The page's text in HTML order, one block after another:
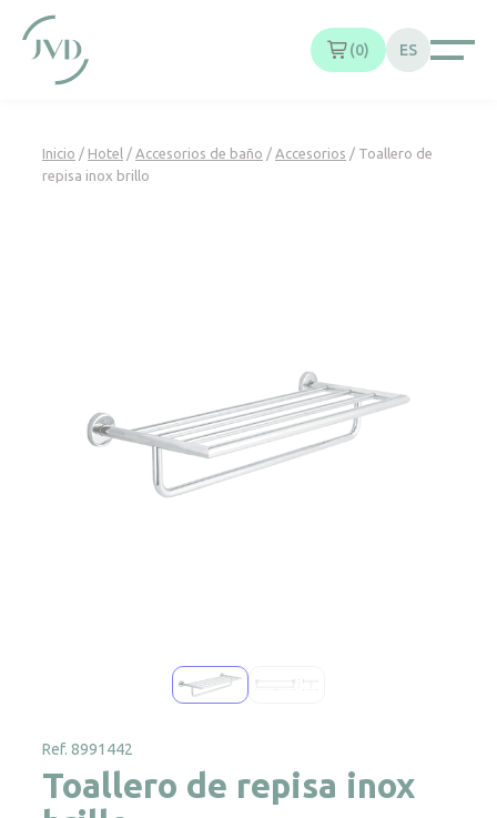
0 ES
Inicio / Hotel / Accesorios de baño / Accesorios / Toallero de
repisa inox brillo
Ref. 8991442
Toallero de repisa inox
Panel de gestión de cookies